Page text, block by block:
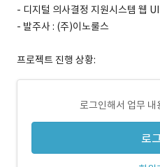
- 디지털 의사결정 지원시스템 웹
- 발주사 : (주)이노룰스
프로젝트 진행 상황:
로그인해서 업무 내
로